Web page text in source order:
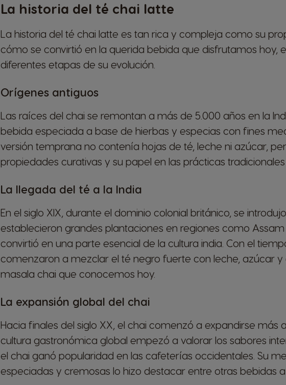
La historia del té chai latte
La historia del té chai latte es tan rica y compleja como su
cómo se convirtió en la querida bebida que disfrutamos hoy,
diferentes etapas de su evolución.
Orígenes antiguos
Las raíces del chai se remontan a más de 5.000 años en la
bebida especiada a base de hierbas y especias con fines
versión temprana no contenía hojas de té, leche ni azúcar,
propiedades curativas y su papel en las prácticas
La llegada del té a la India
En el siglo XIX, durante el dominio colonial británico, se
establecieron grandes plantaciones en regiones como
convirtió en una parte esencial de la cultura india. Con el
comenzaron a mezclar el té negro fuerte con leche, azúcar y
masala chai que conocemos hoy.
La expansión global del chai
Hacia finales del siglo XX, el chai comenzó a expandirse más
cultura gastronómica global empezó a valorar los sabores
el chai ganó popularidad en las cafeterías occidentales. Su
especiadas y cremosas lo hizo destacar entre otras bebidas